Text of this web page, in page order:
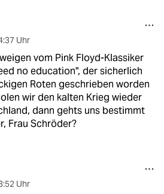
Uhr
vom Pink Floyd-Klassiker
no education", der sicherlich
Roten geschrieben worden
wir den kalten Krieg wieder
dann gehts uns bestimmt
Frau Schröder?
Uhr